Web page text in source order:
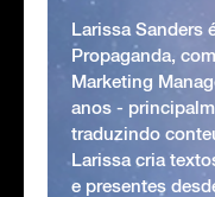
Larissa Sanders
Propaganda,
Marketing
anos -
traduzindo
Larissa cria
e presentes